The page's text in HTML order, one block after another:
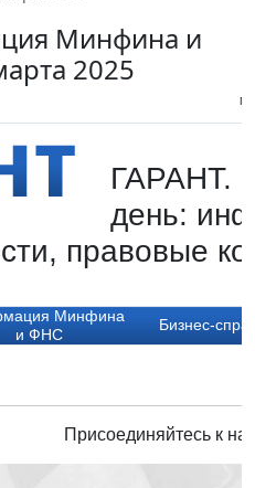
Минфина и
2025
ГАРАНТ.
день:
правовые
Минфина
и ФНС
Бизнес-
Присоединяйтесь к